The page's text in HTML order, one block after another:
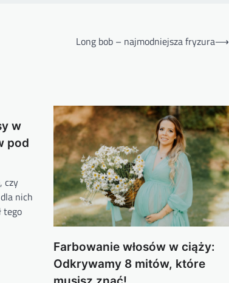
Long bob – najmodniejsza fryzura⟶
w
pod
czy
nich
tego
Farbowanie włosów w ciąży:
Odkrywamy 8 mitów, które